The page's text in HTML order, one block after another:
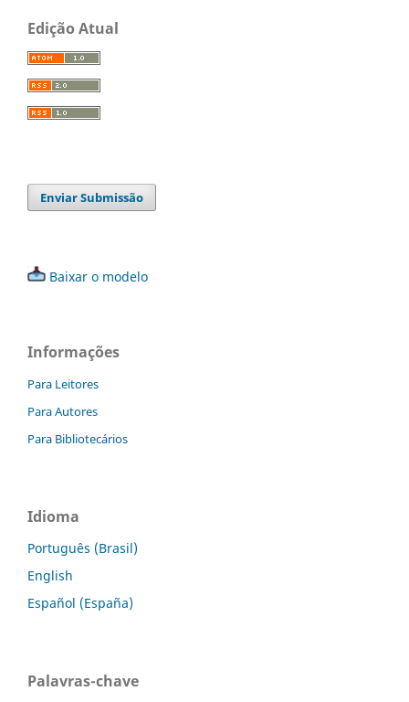
Edição Atual
Enviar Submissão
Baixar o modelo
Informações
Para Leitores
Para Autores
Para Bibliotecários
Idioma
Português (Brasil)
English
Español (España)
Palavras-chave